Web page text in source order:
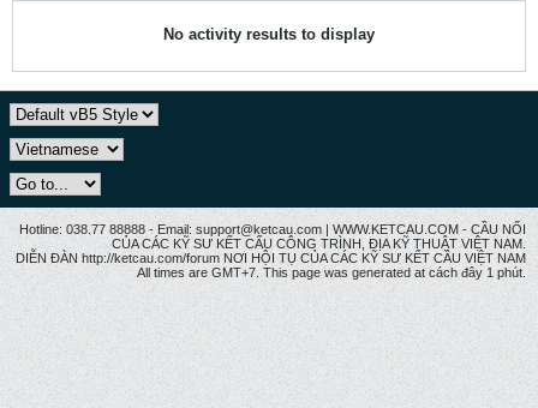
No activity results to display
Hotline: 038.77 88888 - Email: support@ketcau.com | WWW.KETCAU.COM - CẦU NỐI
CỦA CÁC KỸ SƯ KẾT CẤU CÔNG TRÌNH, ĐỊA KỸ THUẬT VIỆT NAM.
DIỄN ĐÀN http://ketcau.com/forum NƠI HỘI TỤ CỦA CÁC KỸ SƯ KẾT CÂU VIỆT NAM
All times are GMT+7. This page was generated at cách đây 1 phút.